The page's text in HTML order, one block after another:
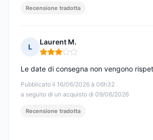
Recensione tradotta
L
Laurent M.
Nota: 3 su 5
Pubblicato il 16/06/2026 à 06h32
a seguito di un acquisto di 09/06/2026
Le date di consegna non vengono
Recensione tradotta